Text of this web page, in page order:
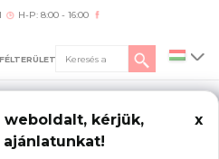
H-P: 8:00 - 16:00
kérjük,
x